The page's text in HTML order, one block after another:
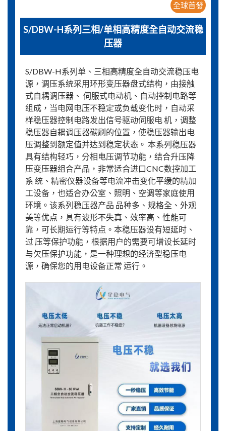
全球首發
S/DBW-H系列三相/单相高精度全自动交流稳
压器
S/DBW-H系列单、三相高精度全自动交流稳压电
源，调压系统采用环形变压器盘式结构，由接触
式自耦调压器、 伺服式电动机、自动控制电路等
组成，当电网电压不稳定或负载变化时，自动采
样稳压器控制电路发出信号驱动伺服电 机，调整
稳压器自耦调压器碳刷的位置，使稳压器输出电
压调整到额定值并达到稳定状态。 本系列稳压器
具有结构轻巧，分相电压调节功能，结合升压降
压变压器组合产品，非常适合进口CNC数控加工
系 统、精密仪器设备等电流冲击变化平缓的精加
工设备，也适合办公室、照明、空调等家庭使用
环境。该系列稳压器产品 品种多、规格全、外观
美等优点，具有波形不失真、效率高、性能可
靠，可长期运行等特点。本稳压器设有短延时、
过 压等保护功能，根据用户的需要可增设长延时
与欠压保护功能，是一种理想的经济型稳压电
源，确保您的用电设备正常 运行。